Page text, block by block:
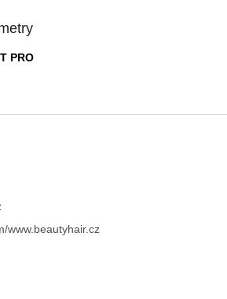
PRO
www.beautyhair.cz